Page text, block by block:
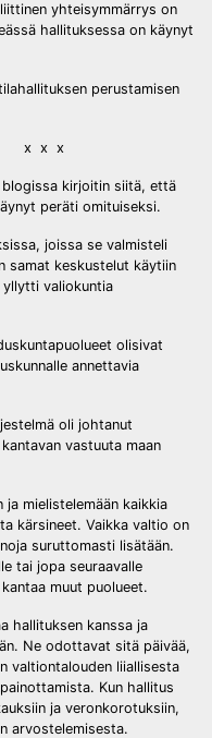
yhteisymmärrys on
hallituksessa on käynyt
perustamisen
blogissa kirjoitin siitä, että
peräti omituiseksi.
joissa se valmisteli
samat keskustelut käytiin
yllytti valiokuntia
olisivat
annettavia
oli johtanut
vastuuta maan
mielistelemään kaikkia
kärsineet. Vaikka valtio on
suruttomasti lisätään.
tai jopa seuraavalle
muut puolueet.
hallituksen kanssa ja
Ne odottavat sitä päivää,
valtiontalouden liiallisesta
Kun hallitus
ja veronkorotuksiin,
arvostelemisesta.